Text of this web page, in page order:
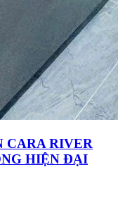
CARA RIVER
HIỆN ĐẠI